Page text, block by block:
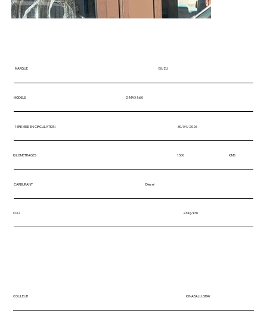
ISUZU
MARQUE
MODELE D-MAX N60
1ERE MISE EN CIRCULATION 30/04/2026
KILOMETRAGES KMS
1500
CARBURANT Diesel
CO2 234g/km
KINABALU GRAY
COULEUR